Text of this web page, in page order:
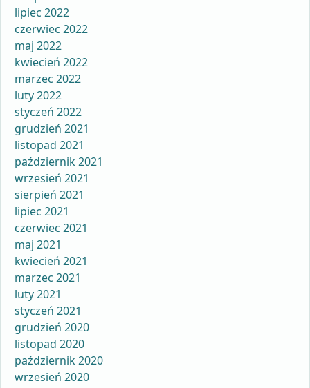
lipiec 2022
czerwiec 2022
maj 2022
kwiecień 2022
marzec 2022
luty 2022
styczeń 2022
grudzień 2021
listopad 2021
październik 2021
wrzesień 2021
sierpień 2021
lipiec 2021
czerwiec 2021
maj 2021
kwiecień 2021
marzec 2021
luty 2021
styczeń 2021
grudzień 2020
listopad 2020
październik 2020
wrzesień 2020